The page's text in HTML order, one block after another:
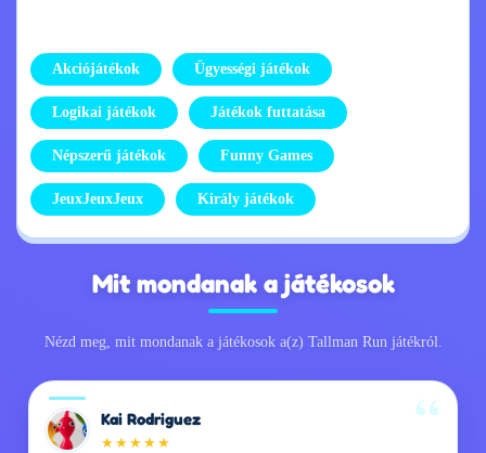
Akciójátékok Ügyességi játékok
Logikai játékok Játékok futtatása
Népszerű játékok Funny Games
JeuxJeuxJeux Király játékok
Mit mondanak a játékosok
Nézd meg, mit mondanak a játékosok a(z) Tallman Run játékról.
Kai Rodriguez
★ ★ ★ ★ ★